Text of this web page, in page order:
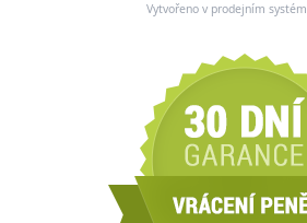
Vytvořeno v prodejním